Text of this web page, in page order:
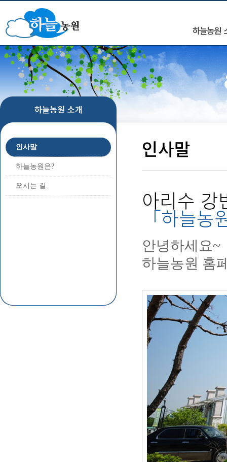
하늘농원
하늘농원 소개
인사말
하늘농원은?
오시는 길
인사말
아리수 강
「하늘농
안녕하세요~
하늘농원 홈